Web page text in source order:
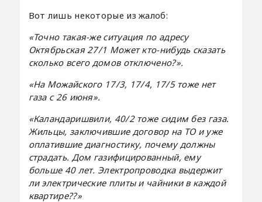
Вот лишь некоторые из жалоб:
«Точно такая-же ситуация по адресу
Октябрьская 27/1 Может кто-нибудь сказать
сколько всего домов отключено?».
«На Можайского 17/3, 17/4, 17/5 тоже нет
газа с 26 июня».
«Каландаришвили, 40/2 тоже сидим без газа.
Жильцы, заключившие договор на ТО и уже
оплатившие диагностику, почему должны
страдать. Дом газифицированный, ему
больше 40 лет. Электропроводка выдержит
ли электрические плиты и чайники в каждой
квартире??»